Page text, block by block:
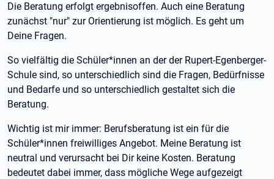
Die Beratung erfolgt ergebnisoffen. Auch eine Beratung
zunächst "nur" zur Orientierung ist möglich. Es geht um
Deine Fragen.
So vielfältig die Schüler*innen an der der Rupert-Egenberger-
Schule sind, so unterschiedlich sind die Fragen, Bedürfnisse
und Bedarfe und so unterschiedlich gestaltet sich die
Beratung.
Wichtig ist mir immer: Berufsberatung ist ein für die
Schüler*innen freiwilliges Angebot. Meine Beratung ist
neutral und verursacht bei Dir keine Kosten. Beratung
bedeutet dabei immer, dass mögliche Wege aufgezeigt